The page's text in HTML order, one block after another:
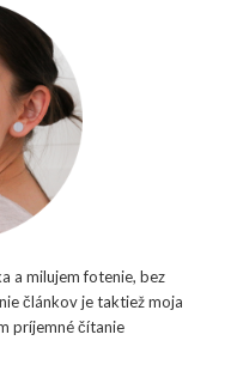
a milujem fotenie, bez
článkov je taktiež moja
príjemné čítanie